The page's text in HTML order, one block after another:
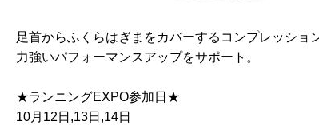
足首からふくらはぎまをカバーするコンプレッショ
力強いパフォーマンスアップをサポート。
★ランニングEXPO参加日★
10月12日,13日,14日